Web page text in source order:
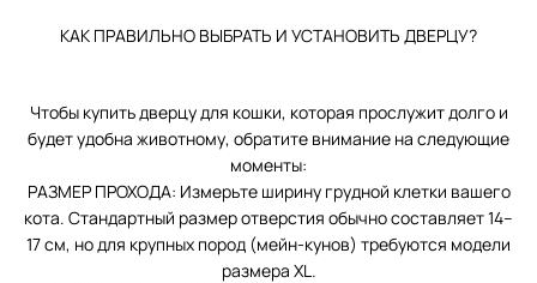
КАК ПРАВИЛЬНО ВЫБРАТЬ И УСТАНОВИТЬ ДВЕРЦУ?
Чтобы купить дверцу для кошки, которая прослужит долго и
будет удобна животному, обратите внимание на следующие
моменты:
РАЗМЕР ПРОХОДА: Измерьте ширину грудной клетки вашего
кота. Стандартный размер отверстия обычно составляет 14–
17 см, но для крупных пород (мейн-кунов) требуются модели
размера XL.